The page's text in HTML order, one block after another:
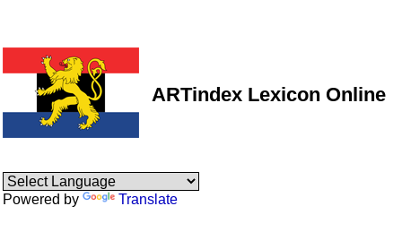
ARTindex Lexicon Online
Powered by Translate